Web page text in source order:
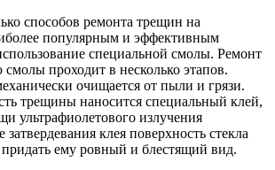
способов ремонта трещин на
популярным и эффективным
специальной смолы. Ремонт
проходит в несколько этапов.
очищается от пыли и грязи.
трещины наносится специальный клей,
ультрафиолетового излучения
затвердевания клея поверхность стекла
ему ровный и блестящий вид.